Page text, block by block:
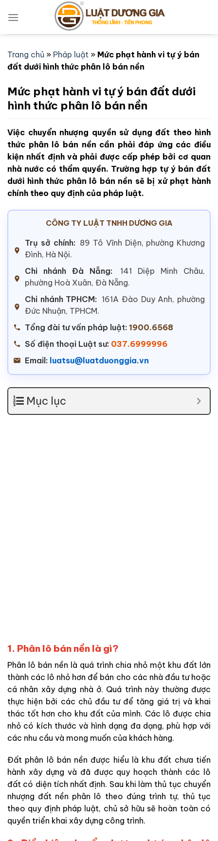
qua
Trang chủ » Pháp luật » Mức phạt hành vi tự ý bán
đất dưới hình thức phân lô bán nền
Mức phạt hành vi tự ý bán đất dưới
hình thức phân lô bán nền
Việc chuyển nhượng quyền sử dụng đất theo hình
thức phân lô bán nền cần phải đáp ứng các điều
kiện nhất định và phải được cấp phép bởi cơ quan
nhà nước có thẩm quyền. Trường hợp tự ý bán đất
dưới hình thức phân lô bán nền sẽ bị xử phạt hành
chính theo quy định của pháp luật.
CÔNG TY LUẬT TNHH DƯƠNG GIA
Trụ sở chính: 89 Tô Vĩnh Diện, phường Khương
Đình, Hà Nội.
Chi nhánh Đà Nẵng:
141 Diệp Minh Châu,
phường Hoà Xuân, Đà Nẵng.
Chi nhánh TPHCM: 161A Đào Duy Anh, phường
Đức Nhuận, TPHCM.
Tổng đài tư vấn pháp luật: 1900.6568
Số điện thoại Luật sư: 037.6999996
Email: luatsu@luatduonggia.vn
Mục lục
1. Phân lô bán nền là gì?
Phân lô bán nền là quá trình chia nhỏ một khu đất lớn
thành các lô nhỏ hơn để bán cho các nhà đầu tư hoặc
cá nhân xây dựng nhà ở. Quá trình này thường được
thực hiện bởi các chủ đầu tư để tăng giá trị và khai
thác tốt hơn cho khu đất của mình. Các lô được chia
nhỏ có kích thước và hình dạng đa dạng, phù hợp với
các nhu cầu và mong muốn của khách hàng.
Đất phân lô bán nền được hiểu là khu đất chưa tiến
hành xây dựng và đã được quy hoạch thành các lô
đất có diện tích nhất định. Sau khi làm thủ tục chuyển
nhượng đất nền phân lô theo đúng trình tự, thủ tục
theo quy định pháp luật, chủ sở hữu sẽ hoàn toàn có
quyền triển khai xây dựng công trình.